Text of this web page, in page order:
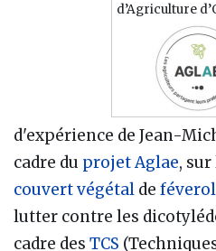
d’Agriculture
d'expérience de Jean-
cadre du projet Aglae,
couvert végétal de
lutter contre les
cadre des TCS